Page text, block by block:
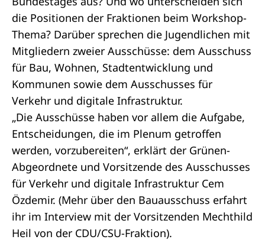
die Positionen der Fraktionen beim Workshop-
Thema? Darüber sprechen die Jugendlichen mit
Mitgliedern zweier Ausschüsse: dem Ausschuss
für Bau, Wohnen, Stadtentwicklung und
Kommunen sowie dem Ausschusses für
Verkehr und digitale Infrastruktur.
„Die Ausschüsse haben vor allem die Aufgabe,
Entscheidungen, die im Plenum getroffen
werden, vorzubereiten“, erklärt der Grünen-
Abgeordnete und Vorsitzende des Ausschusses
für Verkehr und digitale Infrastruktur Cem
Özdemir. (Mehr über den Bauausschuss erfahrt
ihr im Interview mit der Vorsitzenden Mechthild
Heil von der CDU/CSU-Fraktion).